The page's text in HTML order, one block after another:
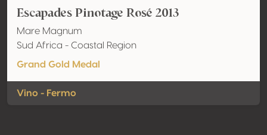
Escapades Pinotage Rosé 2013
Mare Magnum
Sud Africa - Coastal Region
Grand Gold Medal
Vino - Fermo